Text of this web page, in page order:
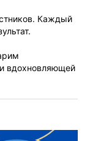
Каждый
и вдохновляющей